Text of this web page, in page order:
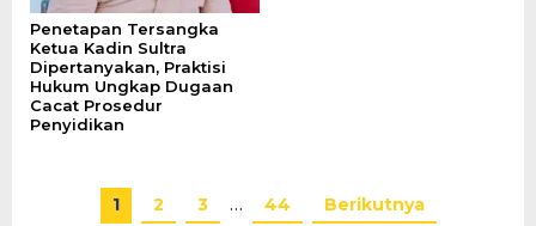
Penetapan Tersangka
Ketua Kadin Sultra
Dipertanyakan, Praktisi
Hukum Ungkap Dugaan
Cacat Prosedur
Penyidikan
1 2 3 … 44 Berikutnya